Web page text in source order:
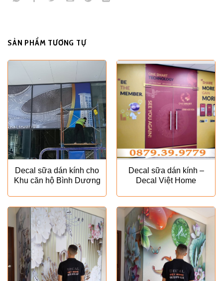
SẢN PHẨM TƯƠNG TỰ
Decal sữa dán kính cho
Khu căn hộ Bình Dương
Decal sữa dán kính –
Decal Việt Home